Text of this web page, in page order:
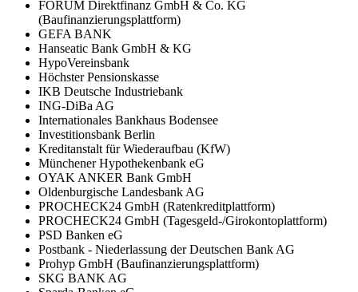
FORUM Direktfinanz GmbH & Co. KG
(Baufinanzierungsplattform)
GEFA BANK
Hanseatic Bank GmbH & KG
HypoVereinsbank
Höchster Pensionskasse
IKB Deutsche Industriebank
ING-DiBa AG
Internationales Bankhaus Bodensee
Investitionsbank Berlin
Kreditanstalt für Wiederaufbau (KfW)
Münchener Hypothekenbank eG
OYAK ANKER Bank GmbH
Oldenburgische Landesbank AG
PROCHECK24 GmbH (Ratenkreditplattform)
PROCHECK24 GmbH (Tagesgeld-/Girokontoplattform)
PSD Banken eG
Postbank - Niederlassung der Deutschen Bank AG
Prohyp GmbH (Baufinanzierungsplattform)
SKG BANK AG